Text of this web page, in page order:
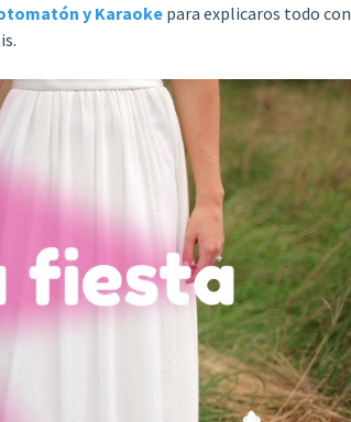
y Karaokepara explicaros todo con